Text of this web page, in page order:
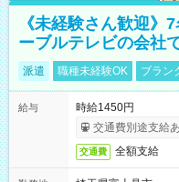
《未経験さん歓迎》
ーブルテレビの会社
派遣 職種未経験OK ブラン
給与
時給1450円
交通費別途支給
交通費 全額支給